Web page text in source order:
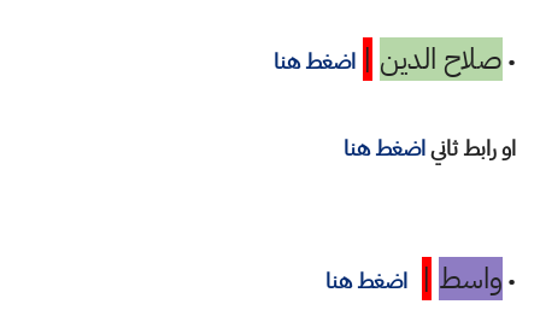
• صلاح الدين | اضغط هنا
او رابط ثانياضغط هنا
• واسط | اضغط هنا